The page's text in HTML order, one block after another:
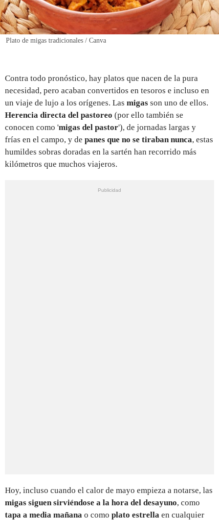
Plato de migas tradicionales / Canva
Contra todo pronóstico, hay platos que nacen de la pura
necesidad, pero acaban convertidos en tesoros e incluso en
un viaje de lujo a los orígenes. Las migas son uno de ellos.
Herencia directa del pastoreo (por ello también se
conocen como 'migas del pastor'), de jornadas largas y
frías en el campo, y de panes que no se tiraban nunca, estas
humildes sobras doradas en la sartén han recorrido más
kilómetros que muchos viajeros.
Hoy, incluso cuando el calor de mayo empieza a notarse, las
migas siguen sirviéndose a la hora del desayuno, como
tapa a media mañana o como plato estrella en cualquier